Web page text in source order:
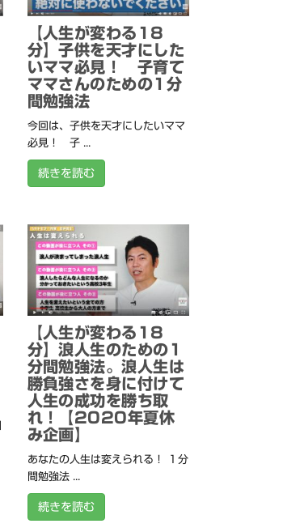
【人生が変わる18
分】子供を天才にした
いママ必見！ 子育て
ママさんのための1分
間勉強法
今回は、子供を天才にしたいママ
必見！ 子 ...
続きを読む
【人生が変わる18
分】浪人生のための1
分間勉強法。浪人生は
勝負強さを身に付けて
人生の成功を勝ち取
れ！【2020年夏休
み企画】
あなたの人生は変えられる！ １分
間勉強法 ...
続きを読む